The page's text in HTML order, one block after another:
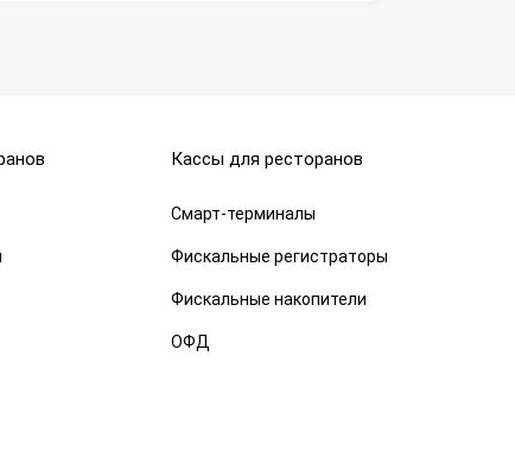
Кассы для ресторанов
Смарт-терминалы
Фискальные регистраторы
Фискальные накопители
ОФД